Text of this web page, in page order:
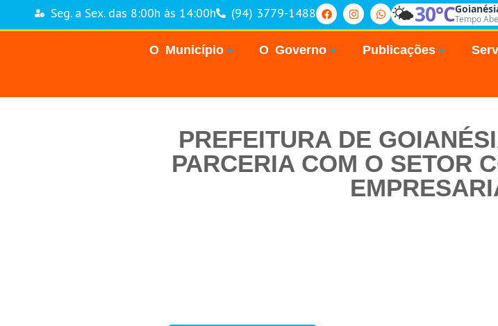
Seg. a Sex. das 8:00h às 14:00h (94) 3779-1488 🌤️30°CTempo
O Município O Governo Publicações
PREFEITURA DE
PARCERIA COM O SETOR